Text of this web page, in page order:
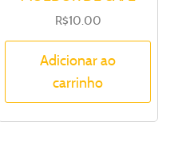
R$10.00
Adicionar ao
carrinho